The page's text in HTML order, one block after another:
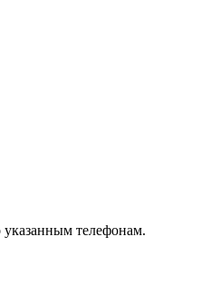
телефонам.